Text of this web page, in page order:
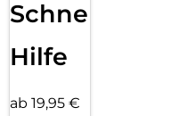
Schnelle
Hilfe
ab 19,95 €